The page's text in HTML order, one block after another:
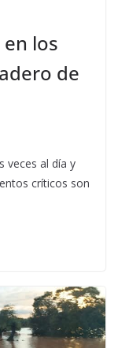
los
de
veces al día y
críticos son